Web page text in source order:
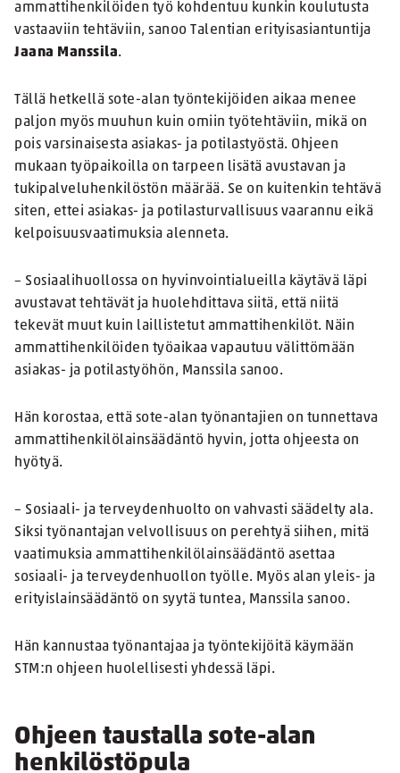
ammattihenkilöiden työ kohdentuu kunkin koulutusta
vastaaviin tehtäviin, sanoo Talentian erityisasiantuntija
Jaana Manssila.
Tällä hetkellä sote-alan työntekijöiden aikaa menee
paljon myös muuhun kuin omiin työtehtäviin, mikä on
pois varsinaisesta asiakas- ja potilastyöstä. Ohjeen
mukaan työpaikoilla on tarpeen lisätä avustavan ja
tukipalveluhenkilöstön määrää. Se on kuitenkin tehtävä
siten, ettei asiakas- ja potilasturvallisuus vaarannu eikä
kelpoisuusvaatimuksia alenneta.
– Sosiaalihuollossa on hyvinvointialueilla käytävä läpi
avustavat tehtävät ja huolehdittava siitä, että niitä
tekevät muut kuin laillistetut ammattihenkilöt. Näin
ammattihenkilöiden työaikaa vapautuu välittömään
asiakas- ja potilastyöhön, Manssila sanoo.
Hän korostaa, että sote-alan työnantajien on tunnettava
ammattihenkilölainsäädäntö hyvin, jotta ohjeesta on
hyötyä.
– Sosiaali- ja terveydenhuolto on vahvasti säädelty ala.
Siksi työnantajan velvollisuus on perehtyä siihen, mitä
vaatimuksia ammattihenkilölainsäädäntö asettaa
sosiaali- ja terveydenhuollon työlle. Myös alan yleis- ja
erityislainsäädäntö on syytä tuntea, Manssila sanoo.
Hän kannustaa työnantajaa ja työntekijöitä käymään
STM:n ohjeen huolellisesti yhdessä läpi.
Ohjeen taustalla sote-alan
henkilöstöpula